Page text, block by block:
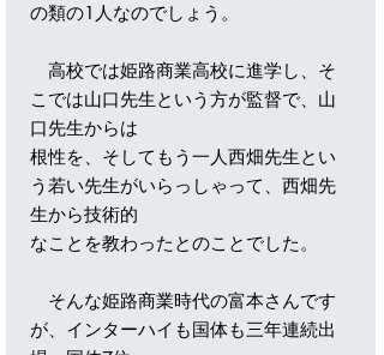
の類の1人なのでしょう。
高校では姫路商業高校に進学し、そ
こでは山口先生という方が監督で、山
口先生からは
根性を、そしてもう一人西畑先生とい
う若い先生がいらっしゃって、西畑先
生から技術的
なことを教わったとのことでした。
そんな姫路商業時代の富本さんです
が、インターハイも国体も三年連続出